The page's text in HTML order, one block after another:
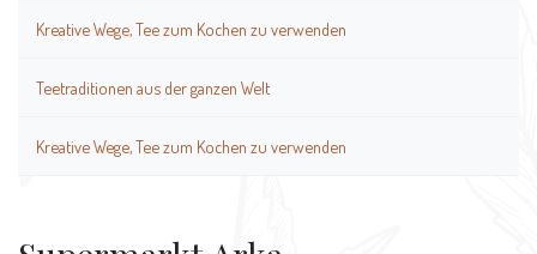
Kreative Wege, Tee zum Kochen zu verwenden
Teetraditionen aus der ganzen Welt
Kreative Wege, Tee zum Kochen zu verwenden